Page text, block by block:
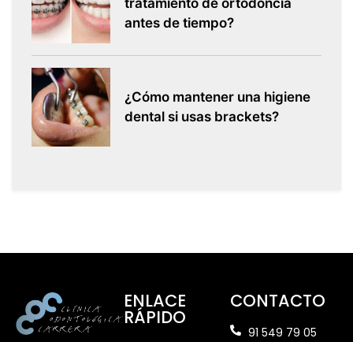
tratamiento de ortodoncia
antes de tiempo?
¿Cómo mantener una higiene
dental si usas brackets?
ENLACE
RÁPIDO
CONTACTO
91 549 79 05